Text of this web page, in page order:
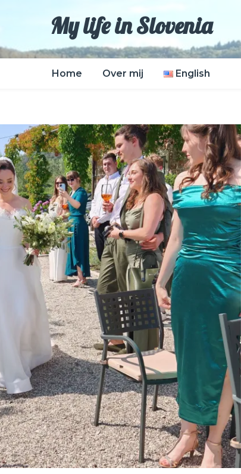
My life in Slovenia
Home Over mij English